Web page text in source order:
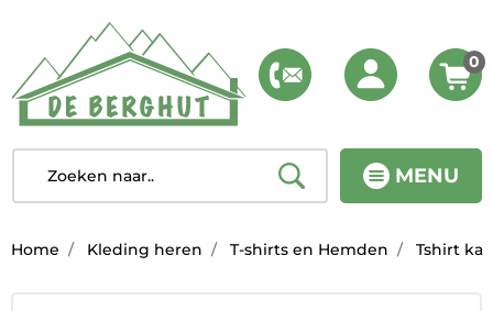
MENU
0
Home Kleding heren T-shirts en Hemden Tshirt